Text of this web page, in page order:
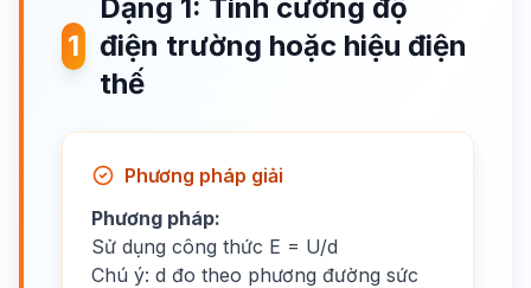
1
Dạng 1: Tính cường độ
điện trường hoặc hiệu điện
thế
Phương pháp giải
Phương pháp:
Sử dụng công thức E = U/d
Chú ý: d đo theo phương đường sức